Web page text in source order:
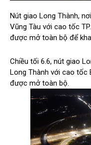
Nút giao Long Thành,
Vũng Tàu với cao tốc
được mở toàn bộ để
Chiều tối 6.6, nút giao
Long Thành với cao tốc
được mở toàn bộ.